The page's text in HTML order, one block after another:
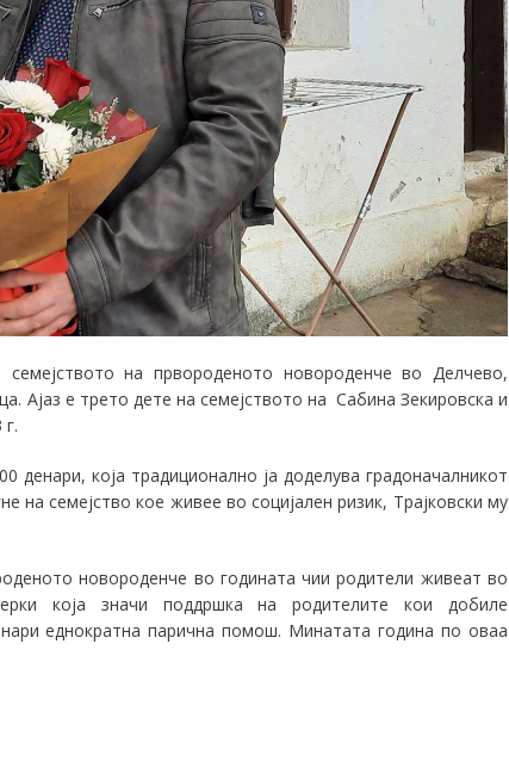
семејството на првороденото новороденче во Делчево,
Ајаз е трето дете на семејството на Сабина Зекировска и
денари, која традиционално ја доделува градоначалникот
семејство кое живее во социјален ризик, Трајковски му
новороденче во годината чии родители живеат во
која значи поддршка на родителите кои добиле
еднократна парична помош. Минатата година по оваа